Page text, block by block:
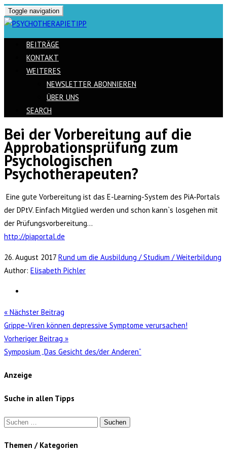
Toggle navigation
BEITRÄGE
KONTAKT
WEITERES
NEWSLETTER ABONNIEREN
ÜBER UNS
SEARCH
Skip
to
content
Bei der Vorbereitung auf die
Approbationsprüfung zum
Psychologischen
Psychotherapeuten?
Eine gute Vorbereitung ist das E-Learning-System des PiA-Portals
der DPtV. Einfach Mitglied werden und schon kann`s losgehen mit
der Prüfungsvorbereitung…
http://piaportal.de
26. August 2017 Rund um die Ausbildung / Studium / Weiterbildung
Author: Elisabeth Pichler
« Nächster Beitrag
Grippe-Viren können depressive Symptome verursachen!
Vorheriger Beitrag »
Symposium „Das Gesicht des/der Anderen“
Anzeige
Suche in allen Tipps
Suchen
Themen / Kategorien